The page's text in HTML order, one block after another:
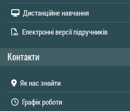
Дистанційне навчання
Електронні версії підручників
Контакти
Як нас знайти
Графік роботи